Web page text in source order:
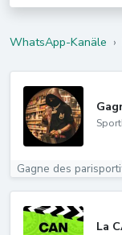
WhatsApp-Kanäle ›
Gagne des
La